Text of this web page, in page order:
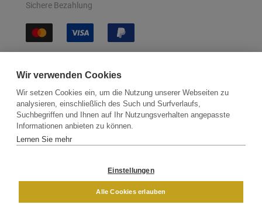
Sichere Bezahlung
Kontakt Newsletter Partner
Versand
DAMEN
Wir verwenden Cookies
Wir setzen Cookies ein, um die Nutzung unserer Webseiten zu
analysieren, einschließlich des Such und Surfverlaufs,
Suchbegriffen und Ihnen auf Ihr Nutzungsverhalten angepasste
Informationen anbieten zu können.
Lernen Sie mehr
Einstellungen
Alle Cookies erlauben